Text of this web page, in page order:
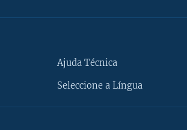
Ajuda Técnica
Seleccione a Língua